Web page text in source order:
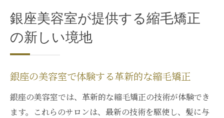
銀座美容室が提供する縮毛矯正
の新しい境地
銀座の美容室で体験する革新的な縮毛矯正
銀座の美容室では、革新的な縮毛矯正の技術が体験でき
ます。これらのサロンは、最新の技術を駆使し、髪に与